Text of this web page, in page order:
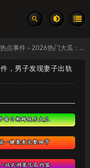
热点事件 > 2026热门大瓜：河南安阳君悦广场事件，男子发现妻子出轨一怒之下持刀爆锤Y妇 真实事件汇总
，男子发现妻子出轨